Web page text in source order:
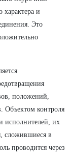
характера и
Это
положений,
Объектом контроля
исполнителей, их
сложившиеся в
проводится через